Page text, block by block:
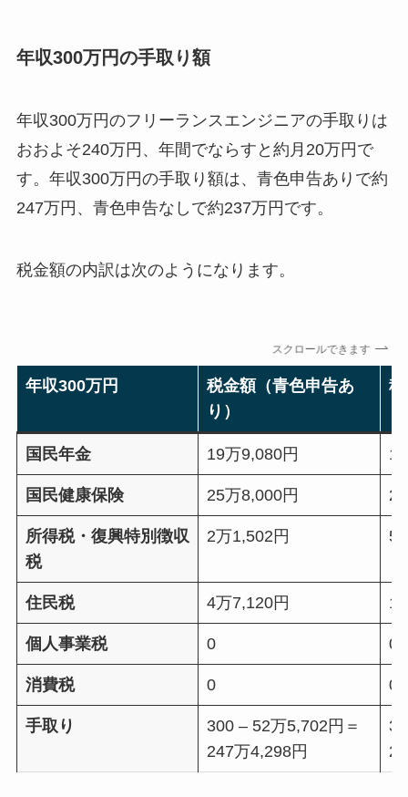
年収300万円の手取り額
年収300万円のフリーランスエンジニアの手取りは
おおよそ240万円、年間でならすと約月20万円で
す。年収300万円の手取り額は、青色申告ありで約
247万円、青色申告なしで約237万円です。
税金額の内訳は次のようになります。
スクロールできます
年収300万円
税金額（青色申告あ
り）
国民年金 19万9,080円
国民健康保険 25万8,000円
所得税・復興特別徴収
税
2万1,502円 5
住民税 4万7,120円
個人事業税 0 0
消費税 0 0
手取り
300 – 52万5,702円＝
247万4,298円